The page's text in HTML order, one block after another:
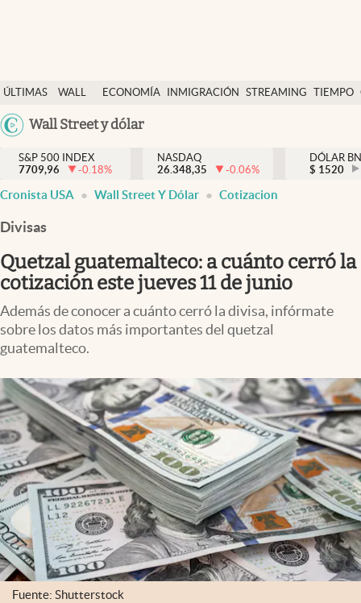
ÚLTIMAS
NOTICIAS
WALL
DÓLAR
ECONOMÍA INMIGRACIÓN STREAMING TIEMPO
México
Wall Street y dólar
Finanzas y economía
Wall Street y dólar
Inmigración
Espiritual
Streaming
USA
S&P 500 INDEX
7709,96
-0.18%
NASDAQ
26.348,35
-0.06%
DÓLAR
$ 1520
Cronista USA Wall Street Y Dólar Cotizacion
Divisas
Quetzal guatemalteco: a cuánto cerró la
cotización este jueves 11 de junio
Además de conocer a cuánto cerró la divisa, infórmate
sobre los datos más importantes del quetzal
guatemalteco.
Fuente: Shutterstock